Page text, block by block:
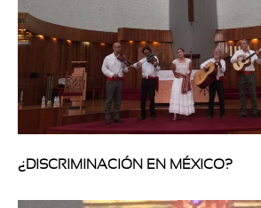
¿DISCRIMINACIÓN EN MÉXICO?